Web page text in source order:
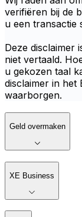
verifiëren bij de
u een transactie
Deze disclaimer
niet vertaald.
u gekozen taal
disclaimer in het
waarborgen.
Geld overmaken
XE Business